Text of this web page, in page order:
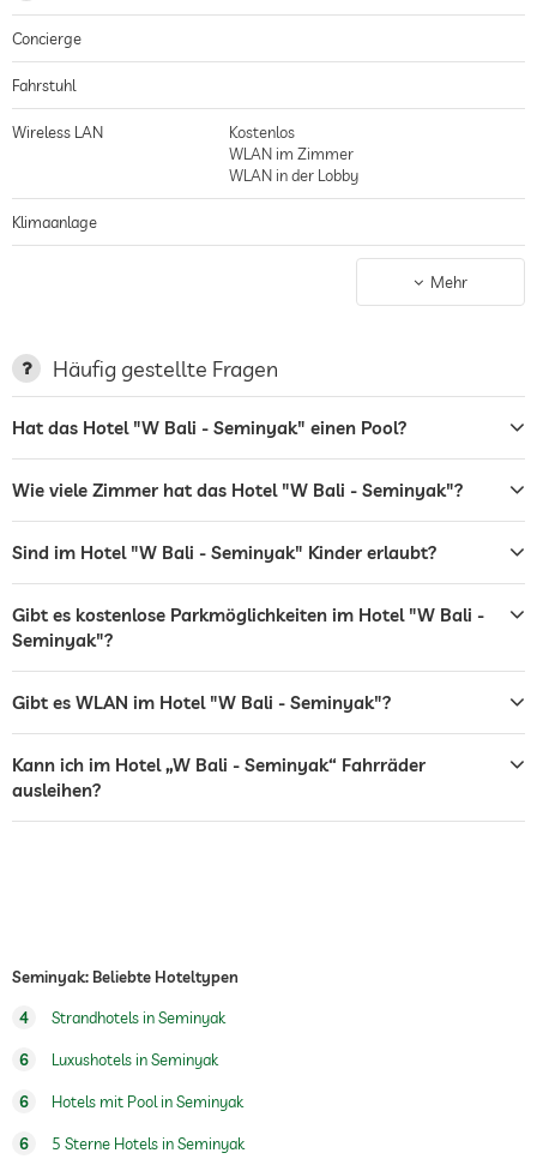
Concierge
Fahrstuhl
Wireless LAN
Kostenlos
WLAN im Zimmer
WLAN in der Lobby
Klimaanlage
Garten/Außenbereich
Grillplatz
Bar
Restaurant
Rezeption 24h Empfang
Zimmerservice
Shuttle zu Attraktionen
Frühstück
Fahrradverleih
Außenpool Ganzjährig geöffnet
Fitnessraum
Mehr
Häufig gestellte Fragen
Hat das Hotel "W Bali - Seminyak" einen Pool?
Wie viele Zimmer hat das Hotel "W Bali - Seminyak"?
Sind im Hotel "W Bali - Seminyak" Kinder erlaubt?
Gibt es kostenlose Parkmöglichkeiten im Hotel "W Bali -
Seminyak"?
Gibt es WLAN im Hotel "W Bali - Seminyak"?
Kann ich im Hotel „W Bali - Seminyak“ Fahrräder
ausleihen?
Seminyak: Beliebte Hoteltypen
4 Strandhotels in Seminyak
6 Luxushotels in Seminyak
6 Hotels mit Pool in Seminyak
6 5 Sterne Hotels in Seminyak